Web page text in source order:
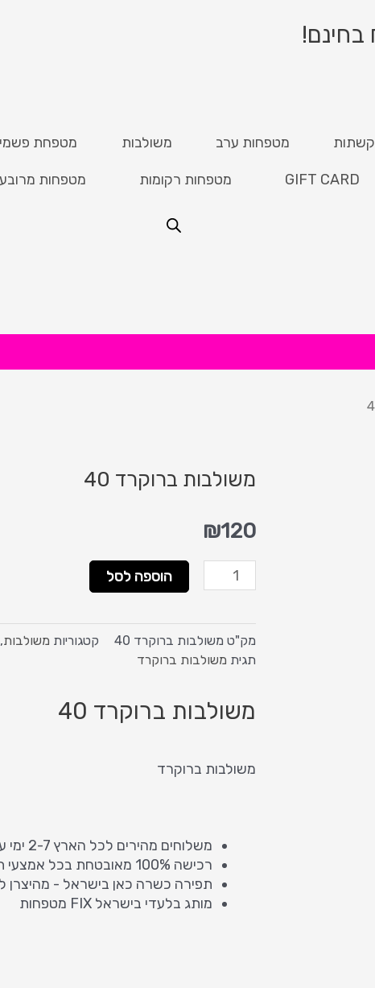
קשתות מטפחות ערב משולבות מטפחת
GIFT CARD מטפחות רקומות מטפחות
משולבות ברוקרד 40
₪120
כמות
של
ברוקרד
40
הוספה לסל
מק"ט משולבות ברוקרד 40 קטגוריות משולבות,
תגית משולבות ברוקרד
משולבות ברוקרד 40
משולבות ברוקרד
משלוחים מהירים לכל הארץ 2-7 ימי עסקים
רכישה 100% מאובטחת בכל אמצעי תשלום
תפירה כשרה כאן בישראל - מהיצרן
מותג בלעדי בישראל FIX מטפחות